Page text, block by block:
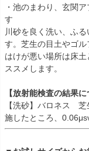
・池のまわり、玄関
す
川砂を良く洗い、ふ
す。芝生の目土やゴ
はけが悪い場所は床
ススメします。
【放射能検査の結果に
【洗砂】バロネス
施したところ、